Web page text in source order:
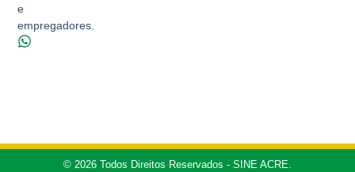
e
empregadores.
© 2026 Todos Direitos Reservados - SINE ACRE.